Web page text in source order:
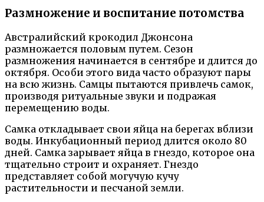
Размножение и воспитание потомства
Австралийский крокодил Джонсона
размножается половым путем. Сезон
размножения начинается в сентябре и длится до
октября. Особи этого вида часто образуют пары
на всю жизнь. Самцы пытаются привлечь самок,
производя ритуальные звуки и подражая
перемещению воды.
Самка откладывает свои яйца на берегах вблизи
воды. Инкубационный период длится около 80
дней. Самка зарывает яйца в гнездо, которое она
тщательно строит и охраняет. Гнездо
представляет собой могучую кучу
растительности и песчаной земли.